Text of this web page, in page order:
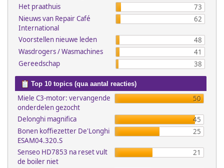
Het praathuis
73
Nieuws van Repair Café
International
62
Voorstellen nieuwe leden
48
Wasdrogers / Wasmachines
41
Gereedschap
38
Top 10 topics (qua aantal reacties)
Miele C3-motor: vervangende
onderdelen gezocht
50
Delonghi magnifica
45
Bonen koffiezetter De'Longhi
ESAM04.320.S
25
Senseo HD7853 na reset vult
de boiler niet
21